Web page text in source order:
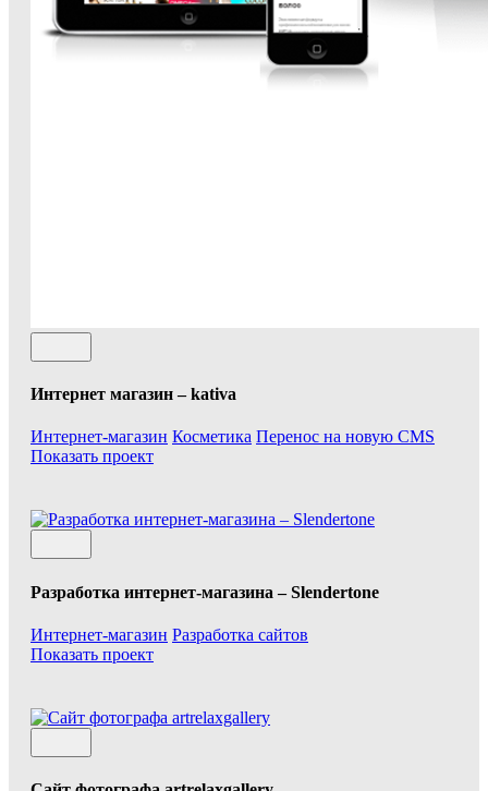
Интернет магазин – kativa
Интернет-магазин Косметика Перенос на новую CMS
Показать проект
Разработка интернет-магазина – Slendertone
Интернет-магазин Разработка сайтов
Показать проект